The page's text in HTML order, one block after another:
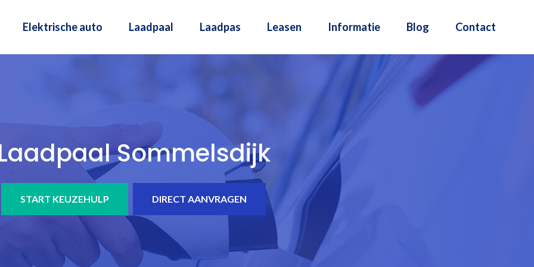
Elektrische auto Laadpaal Laadpas Leasen Informatie Blog Contact
Sommelsdijk
START KEUZEHULP DIRECT AANVRAGEN